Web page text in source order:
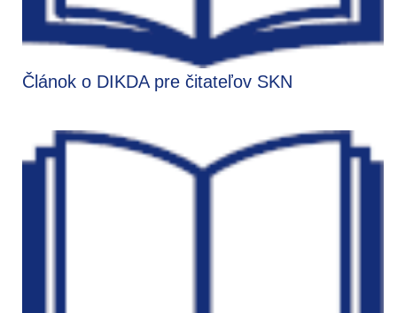
Článok o DIKDA pre čitateľov SKN